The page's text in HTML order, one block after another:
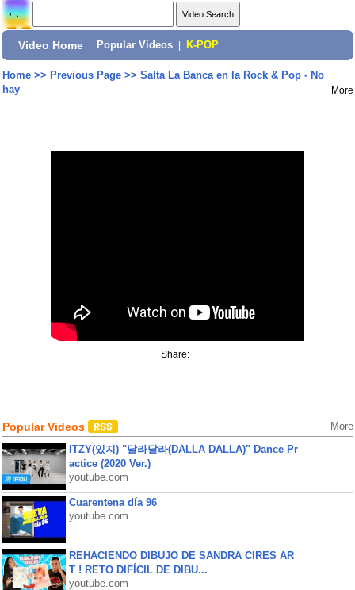
Video Home Popular Videos K-POP
Home>> Previous Page>> Salta La Banca en la Rock & Pop - No
hay
More
Share:
Popular Videos More
ITZY(있지) "달라달라(DALLA DALLA)" Dance Pr
actice (2020 Ver.)
youtube.com
Cuarentena día 96
youtube.com
REHACIENDO DIBUJO DE SANDRA CIRES AR
T ! RETO DIFÍCIL DE DIBU...
youtube.com